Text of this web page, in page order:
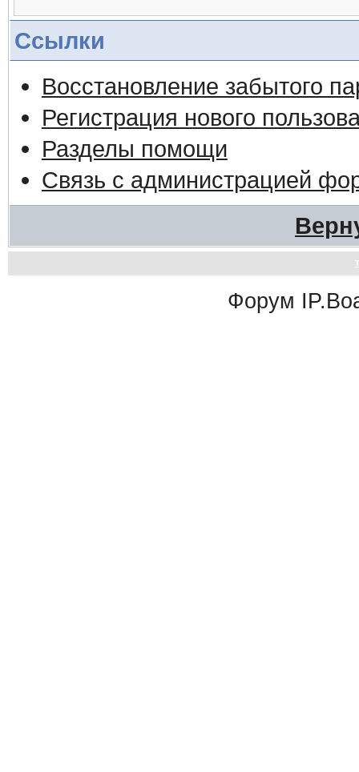
Ссылки
Восстановление забытого
Регистрация нового
Разделы помощи
Связь с администрацией
Форум